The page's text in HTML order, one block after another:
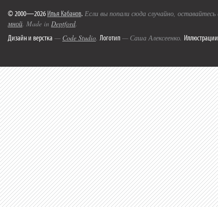
© 2000—2026 Илья Кабанов. Если вы попали сюда случайно,
мной. Made in Deptford.
Дизайн и верстка — Code Studio. Логотип — Саша Алексеенко. Иллюстрации